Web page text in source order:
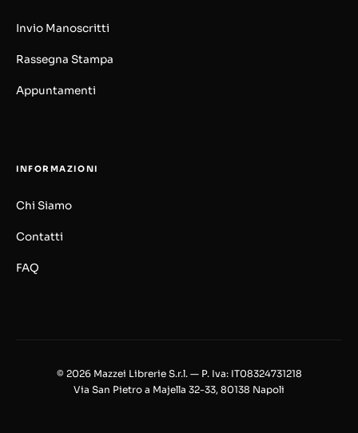
Invio Manoscritti
Rassegna Stampa
Appuntamenti
INFORMAZIONI
Chi Siamo
Contatti
FAQ
© 2026 Mazzei Librerie S.r.l. — P. Iva: IT08324731218
Via San Pietro a Majella 32-33, 80138 Napoli